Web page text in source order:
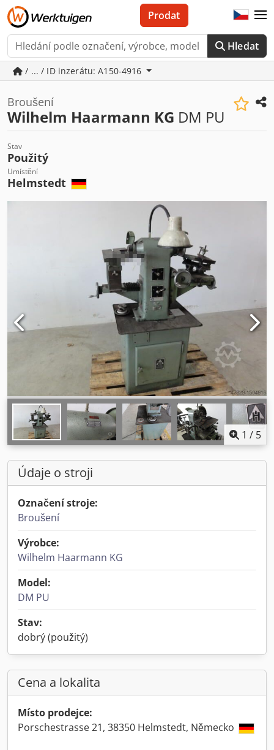
Hledat
Prodat
/ ... / ID inzerátu: A150-4916
Broušení
Wilhelm Haarmann KG DM PU
Stav
Použitý
Umístění
Helmstedt
1 / 5
Údaje o stroji
Označení stroje:
Broušení
Výrobce:
Wilhelm Haarmann KG
Model:
DM PU
Stav:
dobrý (použitý)
Cena a lokalita
Místo prodejce:
Porschestrasse 21, 38350 Helmstedt, Německo